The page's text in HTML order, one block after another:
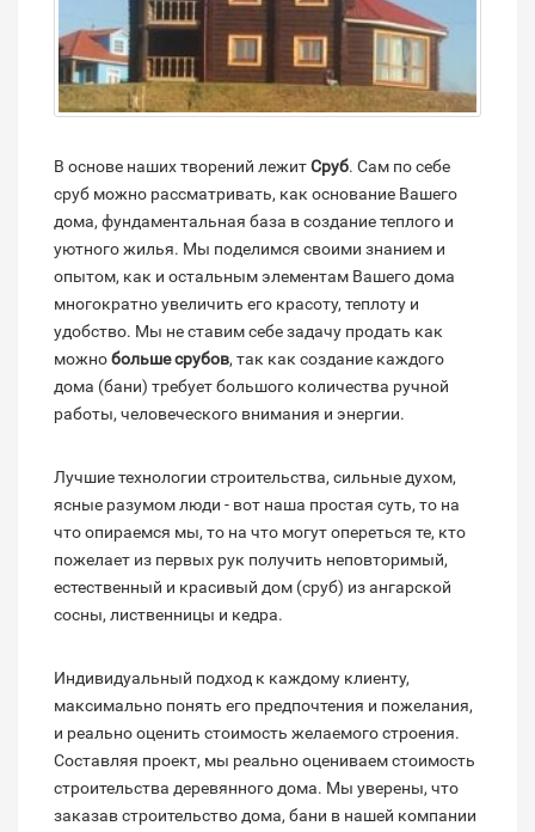
В основе наших творений лежитСруб. Сам по себе
сруб можно рассматривать, как основание Вашего
дома, фундаментальная база в создание теплого и
уютного жилья. Мы поделимся своими знанием и
опытом, как и остальным элементам Вашего дома
многократно увеличить его красоту, теплоту и
удобство. Мы не ставим себе задачу продать как
можнобольше срубов, так как создание каждого
дома (бани) требует большого количества ручной
работы, человеческого внимания и энергии.
Лучшие технологии строительства, сильные духом,
ясные разумом люди - вот наша простая суть, то на
что опираемся мы, то на что могут опереться те, кто
пожелает из первых рук получить неповторимый,
естественный и красивый дом (сруб) из ангарской
сосны, лиственницы и кедра.
Индивидуальный подход к каждому клиенту,
максимально понять его предпочтения и пожелания,
и реально оценить стоимость желаемого строения.
Составляя проект, мы реально оцениваем стоимость
строительства деревянного дома. Мы уверены, что
заказав строительство дома, бани в нашей компании